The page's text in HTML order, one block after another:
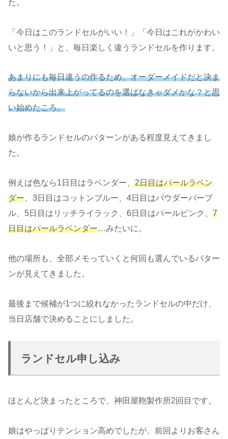
た。
「今日はこのランドセルがいい！」「今日はこれがかわい
いと思う！」と、毎日楽しく違うランドセルを作ります。
あまりにも毎日違うの作るため、オーダーメイドだと決ま
らないから出来上がってるのを選ばなきゃダメかな？と思
い始めたころ。
娘が作るランドセルのパターンがある程度見えてきまし
た。
例えば色なら1日目はラベンダー、 2日目はパールラベン
ダー 、3日目はコットンブルー、4日目はパウダーパープ
ル、5日目はリッチライラック、6日目はパールピンク、 7
日目はパールラベンダー…みたいに。
他の場所も、全部メモっていくと何回も選んでいるパター
ンが見えてきました。
最後まで候補が1つに絞れなかったランドセルの中だけ、
当日店舗で決めることにしました。
ランドセル申し込み
ほとんど決まったところで、神田屋鞄製作所2回目です。
娘はやっぱりテンション高めでしたが、前回よりお客さん